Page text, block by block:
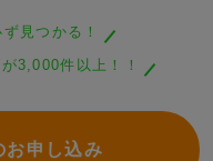
見つかる！
3,000件以上！！
お申し込み